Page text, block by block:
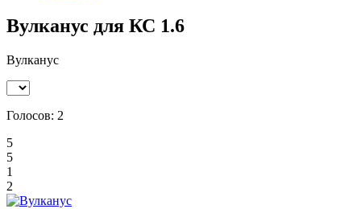
Вулканус для КС 1.6
Вулканус
Голосов: 2
5
5
1
2